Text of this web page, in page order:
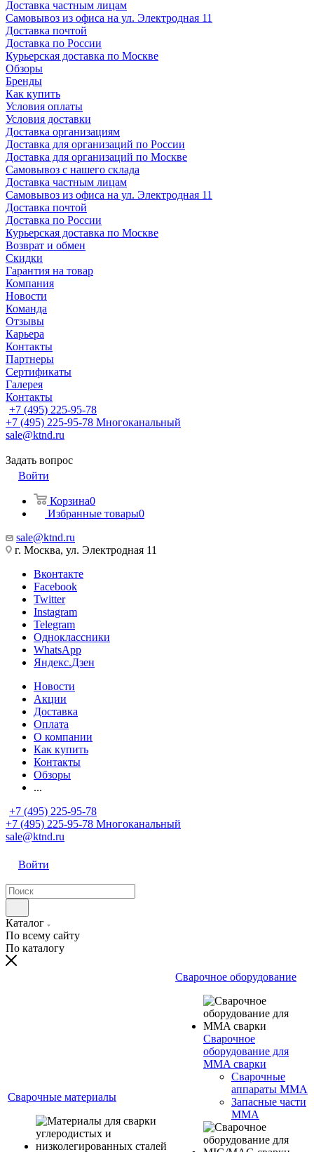
Доставка частным лицам
Самовывоз из офиса на ул. Электродная 11
Доставка почтой
Доставка по России
Курьерская доставка по Москве
Обзоры
Бренды
Как купить
Условия оплаты
Условия доставки
Доставка организациям
Доставка для организаций по России
Доставка для организаций по Москве
Самовывоз с нашего склада
Доставка частным лицам
Самовывоз из офиса на ул. Электродная 11
Доставка почтой
Доставка по России
Курьерская доставка по Москве
Возврат и обмен
Скидки
Гарантия на товар
Компания
Новости
Команда
Отзывы
Карьера
Контакты
Партнеры
Сертификаты
Галерея
Контакты
+7 (495) 225-95-78
+7 (495) 225-95-78 Многоканальный
sale@ktnd.ru
Задать вопрос
Войти
Корзина0
Избранные товары0
sale@ktnd.ru
г. Москва, ул. Электродная 11
Вконтакте
Facebook
Twitter
Instagram
Telegram
Одноклассники
WhatsApp
Яндекс.Дзен
Новости
Акции
Доставка
Оплата
О компании
Как купить
Контакты
Обзоры
...
+7 (495) 225-95-78
+7 (495) 225-95-78 Многоканальный
sale@ktnd.ru
Войти
Каталог
По всему сайту
По каталогу
Сварочные материалы
Сварочное оборудование
Сварочное
оборудование для
MMA сварки
Сварочные
аппараты MMA
Запасные части
MMA